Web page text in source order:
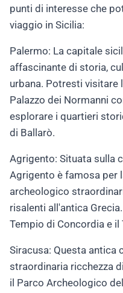
punti di interesse che
viaggio in Sicilia:
Palermo: La capitale
affascinante di storia,
urbana. Potresti visitare
Palazzo dei Normanni
esplorare i quartieri
di Ballarò.
Agrigento: Situata sulla
Agrigento è famosa per
archeologico
risalenti all'antica
Tempio di Concordia e il
Siracusa: Questa antica
straordinaria ricchezza
il Parco Archeologico